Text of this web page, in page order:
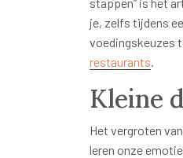
je, zelfs tijdens
voedingskeuzes
restaurants.
Kleine
Het vergroten
leren onze